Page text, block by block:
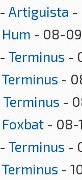
- Artiguista -
Hum - 08-
- Terminus -
Terminus -
Terminus -
Foxbat - 08-
- Terminus -
Terminus -